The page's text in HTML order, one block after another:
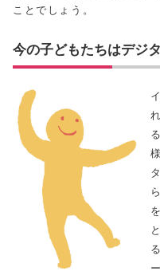
ことでしょう。
今の子どもたちはデジ